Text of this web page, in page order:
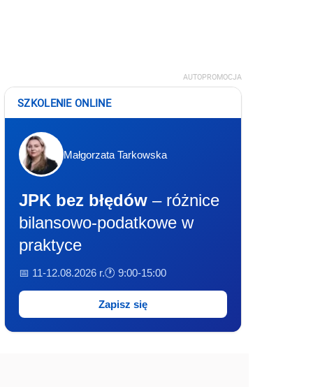
AUTOPROMOCJA
SZKOLENIE ONLINE
Małgorzata Tarkowska
JPK bez błędów – różnice
bilansowo-podatkowe w
praktyce
📅 11-12.08.2026 r.🕐 9:00-15:00
Zapisz się